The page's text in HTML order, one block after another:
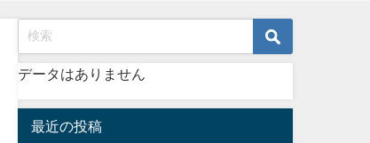
データはありません
最近の投稿